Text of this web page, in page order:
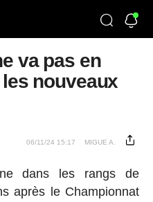
va pas en
nouveaux
06/11/24 15:17 MIGUE A.
dans les rangs de
après le Championnat